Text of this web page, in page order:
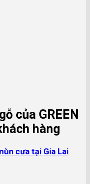
của GREEN
hàng
cưa tại Gia Lai